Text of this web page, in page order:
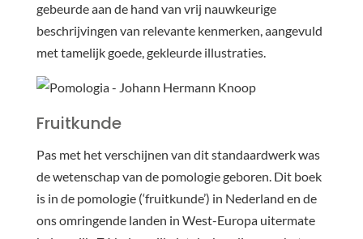
gebeurde aan de hand van vrij nauwkeurige
beschrijvingen van relevante kenmerken, aangevuld
met tamelijk goede, gekleurde illustraties.
Fruitkunde
Pas met het verschijnen van dit standaardwerk was
de wetenschap van de pomologie geboren. Dit boek
is in de pomologie (‘fruitkunde’) in Nederland en de
ons omringende landen in West-Europa uitermate